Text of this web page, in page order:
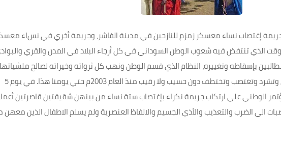
جريمة إغتصاب نساء معسكر زمزم للنازحين في مدينة الفاشر، وجريمة أخري في نساء
الذي تنتفض فيه شعوب الوطن السوداني في كل أرجاء البلاد في المدن والقري
بإسقاطه وتغييره، النظام الذي قسم الوطن ونهب كل ثرواته وخيراته لصالح ملشياتها
القبلية تسرح وتمرح فيه وتقتل وتحرق وتشرد وتغتصب وتختطف دون حسيب ولا رقيب منذ العام 2003م حتي يومنا هذا. في يوم 5
المؤتمر الوطني علي ارتكاب جريمة نكراء بإغتصاب ستة نساء من بينهن شقيقتين قاصرتين
الي الضرب والتعذيب والأذي الجسيم والالفاظ العنصرية ولم يسلم الاطفال الذين